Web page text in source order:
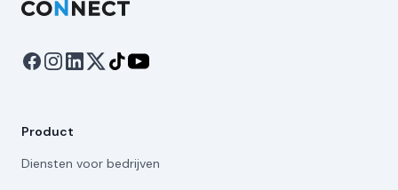
Product
Diensten voor bedrijven